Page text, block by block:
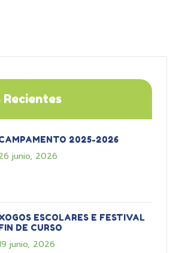
2025-2026
junio, 2026
ESCOLARES E FESTIVAL
DE CURSO
junio, 2026